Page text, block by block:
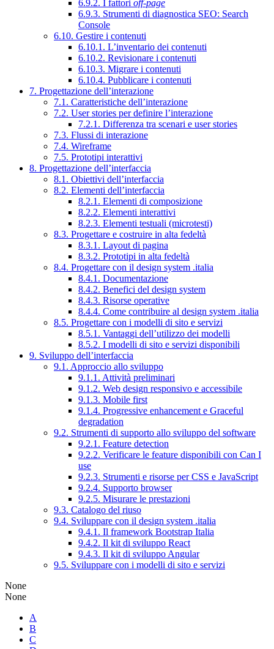
6.9.2. I fattori off-page
6.9.3. Strumenti di diagnostica SEO: Search
Console
6.10. Gestire i contenuti
6.10.1. L’inventario dei contenuti
6.10.2. Revisionare i contenuti
6.10.3. Migrare i contenuti
6.10.4. Pubblicare i contenuti
7. Progettazione dell’interazione
7.1. Caratteristiche dell’interazione
7.2. User stories per definire l’interazione
7.2.1. Differenza tra scenari e user stories
7.3. Flussi di interazione
7.4. Wireframe
7.5. Prototipi interattivi
8. Progettazione dell’interfaccia
8.1. Obiettivi dell’interfaccia
8.2. Elementi dell’interfaccia
8.2.1. Elementi di composizione
8.2.2. Elementi interattivi
8.2.3. Elementi testuali (microtesti)
8.3. Progettare e costruire in alta fedeltà
8.3.1. Layout di pagina
8.3.2. Prototipi in alta fedeltà
8.4. Progettare con il design system .italia
8.4.1. Documentazione
8.4.2. Benefici del design system
8.4.3. Risorse operative
8.4.4. Come contribuire al design system .italia
8.5. Progettare con i modelli di sito e servizi
8.5.1. Vantaggi dell’utilizzo dei modelli
8.5.2. I modelli di sito e servizi disponibili
9. Sviluppo dell’interfaccia
9.1. Approccio allo sviluppo
9.1.1. Attività preliminari
9.1.2. Web design responsivo e accessibile
9.1.3. Mobile first
9.1.4. Progressive enhancement e Graceful
degradation
9.2. Strumenti di supporto allo sviluppo del software
9.2.1. Feature detection
9.2.2. Verificare le feature disponibili con Can I
use
9.2.3. Strumenti e risorse per CSS e JavaScript
9.2.4. Supporto browser
9.2.5. Misurare le prestazioni
9.3. Catalogo del riuso
9.4. Sviluppare con il design system .italia
9.4.1. Il framework Bootstrap Italia
9.4.2. Il kit di sviluppo React
9.4.3. Il kit di sviluppo Angular
9.5. Sviluppare con i modelli di sito e servizi
None
None
A
B
C